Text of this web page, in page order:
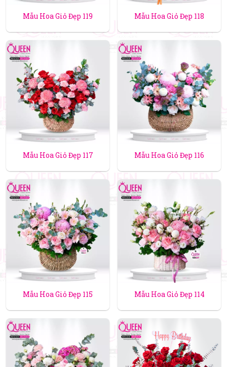
Mẫu Hoa Giỏ Đẹp 119 Mẫu Hoa Giỏ Đẹp 118
Mẫu Hoa Giỏ Đẹp 117 Mẫu Hoa Giỏ Đẹp 116
Mẫu Hoa Giỏ Đẹp 115 Mẫu Hoa Giỏ Đẹp 114